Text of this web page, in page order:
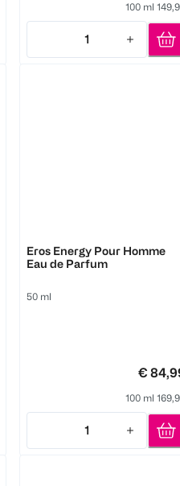
100 ml
1
Quantity: 1
Eros Energy Pour Homme
Eau de Parfum
50 ml
€
100 ml
1
Quantity: 1